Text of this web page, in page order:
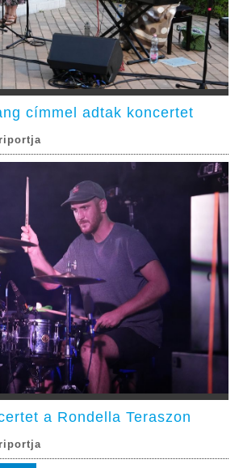
címmel adtak koncertet
a Rondella Teraszon